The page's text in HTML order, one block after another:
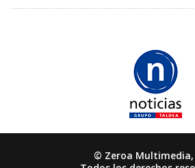
© Zeroa Multimedia,